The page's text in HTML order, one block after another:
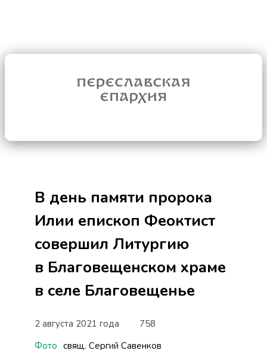
В день памяти пророка
Илии епископ Феоктист
совершил Литургию
в Благовещенском храме
в селе Благовещенье
2 августа 2021 года
758
Фото свящ. Сергий Савенков